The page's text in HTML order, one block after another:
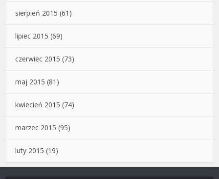
sierpień 2015 (61)
lipiec 2015 (69)
czerwiec 2015 (73)
maj 2015 (81)
kwiecień 2015 (74)
marzec 2015 (95)
luty 2015 (19)